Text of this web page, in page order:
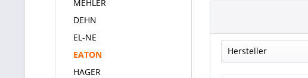
MEHLER
DEHN
EL-NE
EATON
HAGER
Hersteller